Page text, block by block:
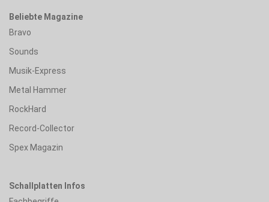
Beliebte Magazine
Bravo
Sounds
Musik-Express
Metal Hammer
RockHard
Record-Collector
Spex Magazin
Schallplatten Infos